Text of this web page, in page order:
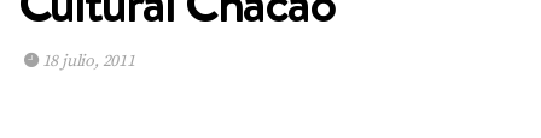
18 julio, 2011